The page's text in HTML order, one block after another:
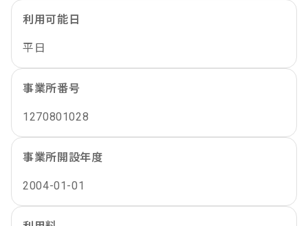
利用可能日
平日
事業所番号
1270801028
事業所開設年度
2004-01-01